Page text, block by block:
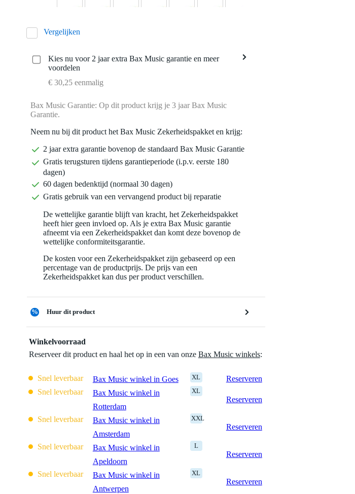
Vergelijken
Kies nu voor 2 jaar extra Bax Music garantie en meer
voordelen
€ 30,25 eenmalig
Bax Music Garantie: Op dit product krijg je 3 jaar Bax Music
Garantie.
Neem nu bij dit product het Bax Music Zekerheidspakket en krijg:
2 jaar extra garantie bovenop de standaard Bax Music Garantie
Gratis terugsturen tijdens garantieperiode (i.p.v. eerste 180
dagen)
60 dagen bedenktijd (normaal 30 dagen)
Gratis gebruik van een vervangend product bij reparatie
De wettelijke garantie blijft van kracht, het Zekerheidspakket
heeft hier geen invloed op. Als je extra Bax Music garantie
afneemt via een Zekerheidspakket dan komt deze bovenop de
wettelijke conformiteitsgarantie.
De kosten voor een Zekerheidspakket zijn gebaseerd op een
percentage van de productprijs. De prijs van een
Zekerheidspakket kan dus per product verschillen.
% Huur dit product
Winkelvoorraad
Reserveer dit product en haal het op in een van onze Bax Music winkels:
Snel leverbaar Bax Music winkel in Goes XL
Reserveren
Snel leverbaar
Bax Music winkel in
Rotterdam
XL
Reserveren
Snel leverbaar
Bax Music winkel in
Amsterdam
XXL
Reserveren
Snel leverbaar
Bax Music winkel in
Apeldoorn
L
Reserveren
Snel leverbaar
Bax Music winkel in
Antwerpen
XL
Reserveren